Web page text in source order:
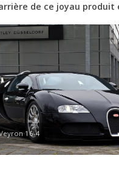
de ce joyau produit
16-4